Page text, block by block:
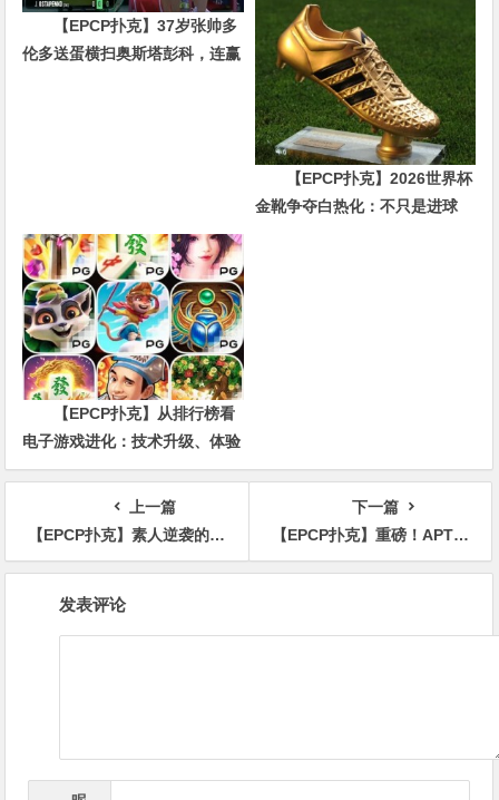
【EPCP扑克】37岁张帅多
伦多送蛋横扫奥斯塔彭科，连赢
【EPCP扑克】2026世界杯
金靴争夺白热化：不只是进球
【EPCP扑克】从排行榜看
电子游戏进化：技术升级、体验
创新与未来趋势
上一篇
【EPCP扑克】素人逆袭的舞台！中国选手在WSOP金戒指赛斩获最高神秘赏金14W刀
下一篇
【EPCP扑克】重磅！APT亚洲扑克巡回赛揭晓2025 台北站赛程！核心赛事齐亮相！
发表评论